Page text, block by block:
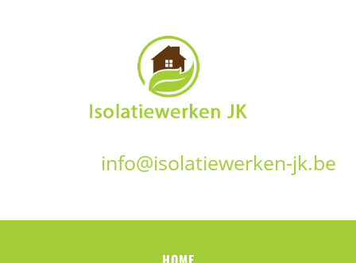
info@isolatiewerken-jk.be